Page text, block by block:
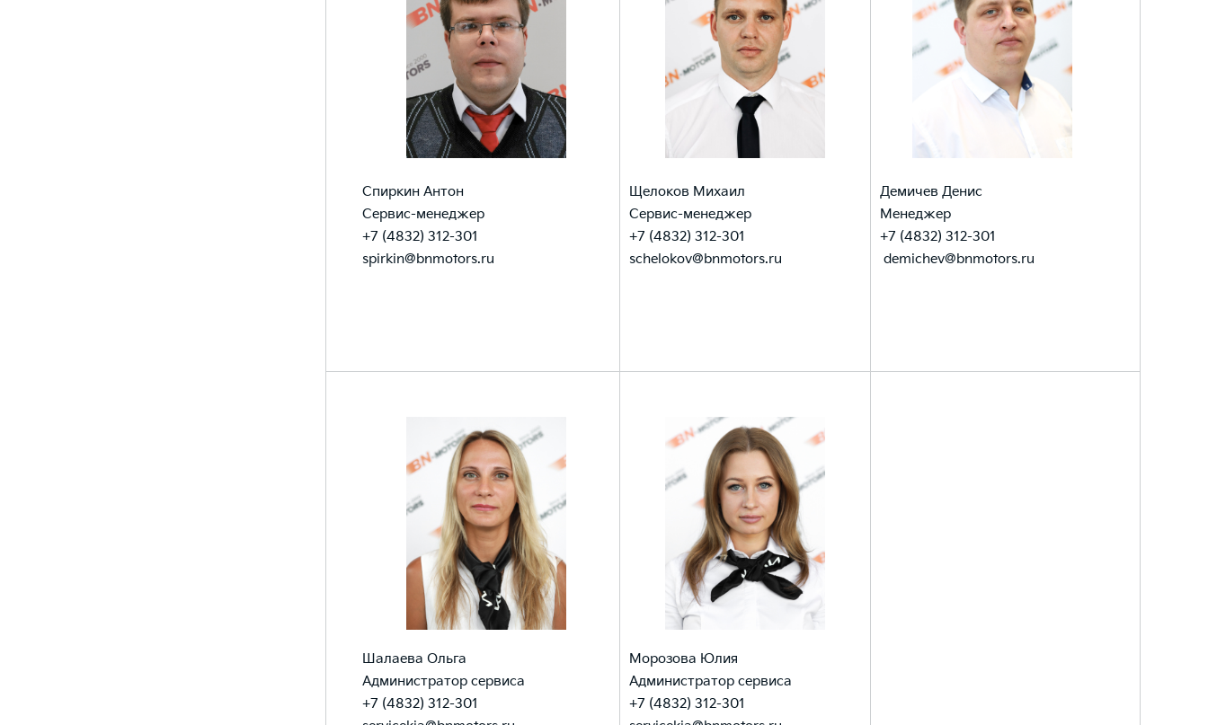
Спиркин Антон
Сервис-менеджер
+7 (4832) 312-301
spirkin@bnmotors.ru
Щелоков Михаил
Сервис-менеджер
+7 (4832) 312-301
schelokov@bnmotors.ru
Демичев Денис
Менеджер
+7 (4832) 312-301
demichev@bnmotors.ru
Шалаева Ольга
Администратор сервиса
+7 (4832) 312-301
Морозова Юлия
Администратор сервиса
+7 (4832) 312-301